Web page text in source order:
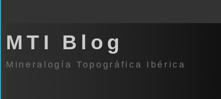
MTI Blog
Mineralogía Topográfica Ibérica